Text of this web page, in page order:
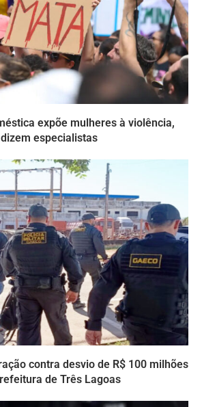
expõe mulheres à violência,
dizem especialistas
contra desvio de R$ 100 milhões
de Três Lagoas